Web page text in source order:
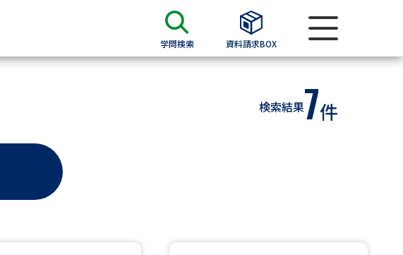
学問検索 資料請求BOX
類から請求
パンフ
抜 募集要項＆願書
検索結果7件